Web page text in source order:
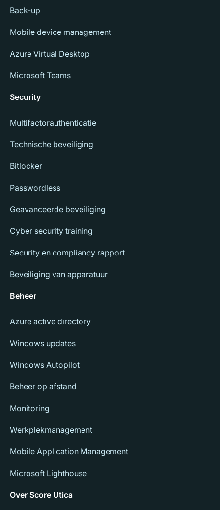
Back-up
Mobile device management
Azure Virtual Desktop
Microsoft Teams
Security
Multifactorauthenticatie
Technische beveiliging
Bitlocker
Passwordless
Geavanceerde beveiliging
Cyber security training
Security en compliancy rapport
Beveiliging van apparatuur
Beheer
Azure active directory
Windows updates
Windows Autopilot
Beheer op afstand
Monitoring
Werkplekmanagement
Mobile Application Management
Microsoft Lighthouse
Over Score Utica